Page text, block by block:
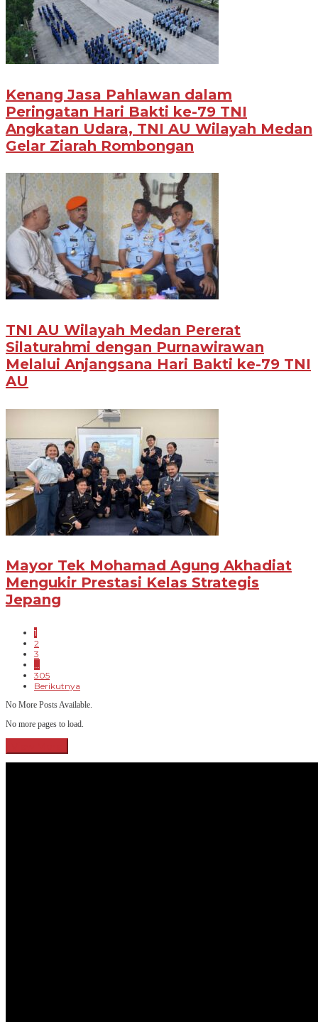
Kenang Jasa Pahlawan dalam
Peringatan Hari Bakti ke-79 TNI
Angkatan Udara, TNI AU Wilayah Medan
Gelar Ziarah Rombongan
TNI AU Wilayah Medan Pererat
Silaturahmi dengan Purnawirawan
Melalui Anjangsana Hari Bakti ke-79 TNI
AU
Mayor Tek Mohamad Agung Akhadiat
Mengukir Prestasi Kelas Strategis
Jepang
1
2
3
305
Berikutnya
No More Posts Available.
No more pages to load.